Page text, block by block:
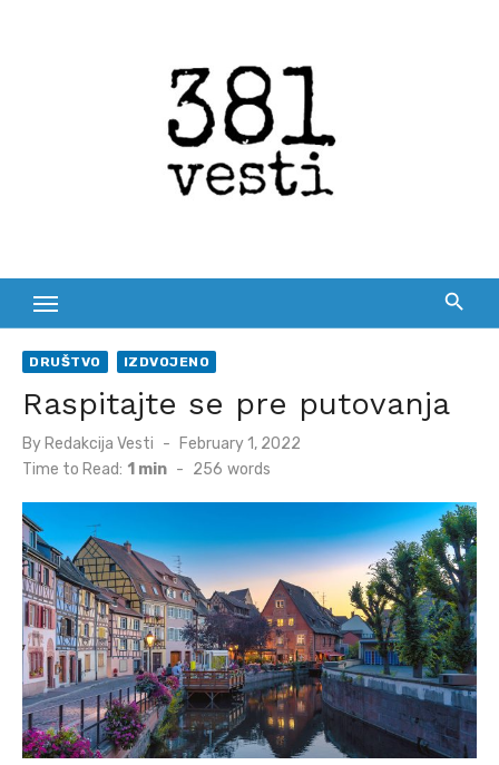
DRUŠTVO IZDVOJENO
Raspitajte se pre putovanja
By Redakcija Vesti
Posted
on
February 1, 2022
Time to Read: 1 min - 256 words